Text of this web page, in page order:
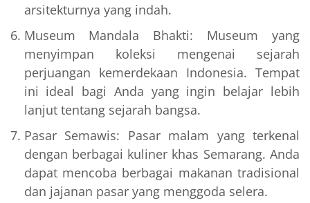
arsitekturnya yang indah.
Museum Mandala Bhakti: Museum yang
menyimpan koleksi mengenai sejarah
perjuangan kemerdekaan Indonesia. Tempat
ini ideal bagi Anda yang ingin belajar lebih
lanjut tentang sejarah bangsa.
Pasar Semawis: Pasar malam yang terkenal
dengan berbagai kuliner khas Semarang. Anda
dapat mencoba berbagai makanan tradisional
dan jajanan pasar yang menggoda selera.